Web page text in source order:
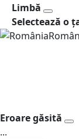
Limbă
Selectează o
Eroare găsită
...